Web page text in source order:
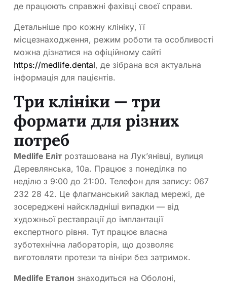
де працюють справжні фахівці своєї справи.
Детальніше про кожну клініку, її
місцезнаходження, режим роботи та особливості
можна дізнатися на офіційному сайті
https://medlife.dental, де зібрана вся актуальна
інформація для пацієнтів.
Три клініки — три
формати для різних
потреб
Medlife Еліт розташована на Лук’янівці, вулиця
Деревлянська, 10а. Працює з понеділка по
неділю з 9:00 до 21:00. Телефон для запису: 067
232 28 42. Це флагманський заклад мережі, де
зосереджені найскладніші випадки — від
художньої реставрації до імплантації
експертного рівня. Тут працює власна
зуботехнічна лабораторія, що дозволяє
виготовляти протези та вініри без затримок.
Medlife Еталон знаходиться на Оболоні,